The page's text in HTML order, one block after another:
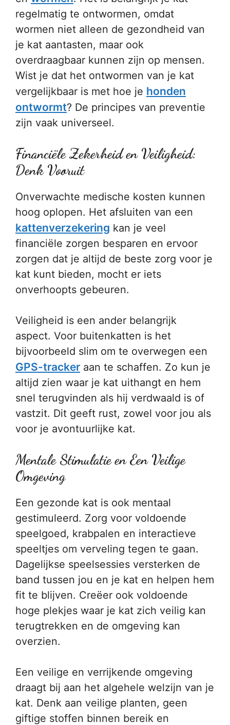
regelmatig te ontwormen, omdat
wormen niet alleen de gezondheid van
je kat aantasten, maar ook
overdraagbaar kunnen zijn op mensen.
Wist je dat het ontwormen van je kat
vergelijkbaar is met hoe je honden
ontwormt? De principes van preventie
zijn vaak universeel.
Financiële Zekerheid en Veiligheid:
Denk Vooruit
Onverwachte medische kosten kunnen
hoog oplopen. Het afsluiten van een
kattenverzekering kan je veel
financiële zorgen besparen en ervoor
zorgen dat je altijd de beste zorg voor je
kat kunt bieden, mocht er iets
onverhoopts gebeuren.
Veiligheid is een ander belangrijk
aspect. Voor buitenkatten is het
bijvoorbeeld slim om te overwegen een
GPS-tracker aan te schaffen. Zo kun je
altijd zien waar je kat uithangt en hem
snel terugvinden als hij verdwaald is of
vastzit. Dit geeft rust, zowel voor jou als
voor je avontuurlijke kat.
Mentale Stimulatie en Een Veilige
Omgeving
Een gezonde kat is ook mentaal
gestimuleerd. Zorg voor voldoende
speelgoed, krabpalen en interactieve
speeltjes om verveling tegen te gaan.
Dagelijkse speelsessies versterken de
band tussen jou en je kat en helpen hem
fit te blijven. Creëer ook voldoende
hoge plekjes waar je kat zich veilig kan
terugtrekken en de omgeving kan
overzien.
Een veilige en verrijkende omgeving
draagt bij aan het algehele welzijn van je
kat. Denk aan veilige planten, geen
giftige stoffen binnen bereik en